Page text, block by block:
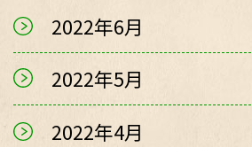
2022年6月
2022年5月
2022年4月